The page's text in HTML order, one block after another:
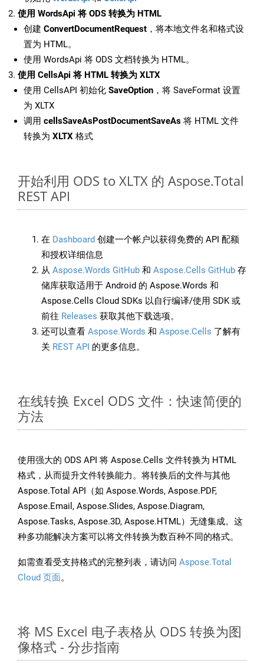
使用 WordsApi 将 ODS 转换为 HTML
创建 ConvertDocumentRequest ，将本地文件名和格式设
置为 HTML。
使用 WordsApi 将 ODS 文档转换为 HTML。
使用 CellsApi 将 HTML 转换为 XLTX
使用 CellsAPI 初始化 SaveOption ，将 SaveFormat 设置
为 XLTX
调用 cellsSaveAsPostDocumentSaveAs 将 HTML 文件
转换为 XLTX 格式
开始利用 ODS to XLTX 的 Aspose.Total
REST API
在 Dashboard 创建一个帐户以获得免费的 API 配额
和授权详细信息
从 Aspose.Words GitHub 和 Aspose.Cells GitHub 存
储库获取适用于 Android 的 Aspose.Words 和
Aspose.Cells Cloud SDKs 以自行编译/使用 SDK 或
前往 Releases 获取其他下载选项。
还可以查看 Aspose.Words 和 Aspose.Cells 了解有
关 REST API 的更多信息。
在线转换 Excel ODS 文件：快速简便的
方法
使用强大的 ODS API 将 Aspose.Cells 文件转换为 HTML
格式，从而提升文件转换能力。将转换后的文件与其他
Aspose.Total API（如 Aspose.Words, Aspose.PDF,
Aspose.Email, Aspose.Slides, Aspose.Diagram,
Aspose.Tasks, Aspose.3D, Aspose.HTML）无缝集成。这
种多功能解决方案可以将文件转换为数百种不同的格式。
如需查看受支持格式的完整列表，请访问 Aspose.Total
Cloud 页面。
将 MS Excel 电子表格从 ODS 转换为图
像格式 - 分步指南